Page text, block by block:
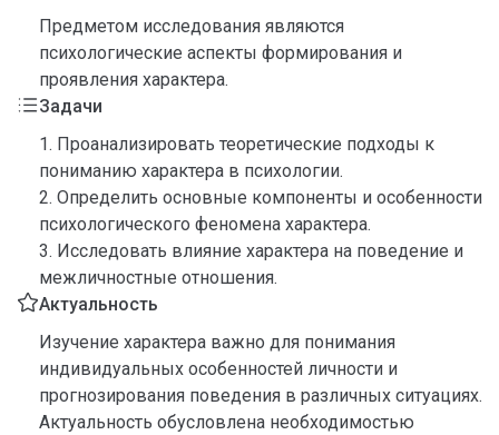
Предметом исследования являются
психологические аспекты формирования и
проявления характера.
Задачи
1. Проанализировать теоретические подходы к
пониманию характера в психологии.
2. Определить основные компоненты и особенности
психологического феномена характера.
3. Исследовать влияние характера на поведение и
межличностные отношения.
Актуальность
Изучение характера важно для понимания
индивидуальных особенностей личности и
прогнозирования поведения в различных ситуациях.
Актуальность обусловлена необходимостью